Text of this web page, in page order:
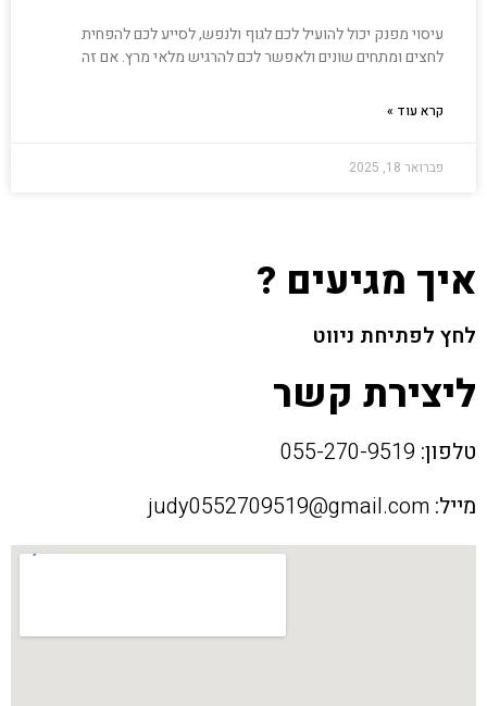
עיסוי מפנק יכול להועיל לכם לגוף ולנפש, לסייע לכם להפחית
לחצים ומתחים שונים ולאפשר לכם להרגיש מלאי מרץ. אם זה
קרא עוד »
פברואר 18, 2025
איך מגיעים ?
לחץ לפתיחת ניווט
ליצירת קשר
טלפון:
מייל: judy0552709519@gmail.com